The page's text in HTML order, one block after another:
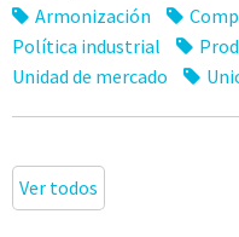
Armonización
Política industrial
Unidad de mercado
Ver todos